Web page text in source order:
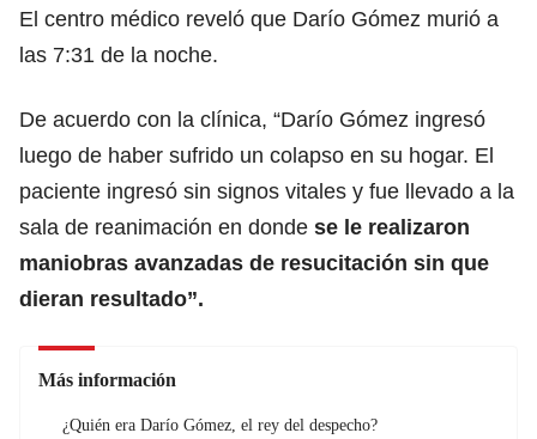
El centro médico reveló que Darío Gómez murió a
las 7:31 de la noche.
De acuerdo con la clínica, “Darío Gómez ingresó
luego de haber sufrido un colapso en su hogar. El
paciente ingresó sin signos vitales y fue llevado a la
sala de reanimación en donde se le realizaron
maniobras avanzadas de resucitación sin que
dieran resultado”.
Más información
¿Quién era Darío Gómez, el rey del despecho?